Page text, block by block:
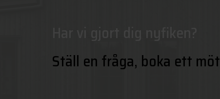
Ställ en fråga, boka ett